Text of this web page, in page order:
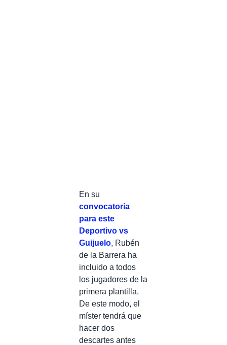
En su
convocatoria
para este
Deportivo vs
Guijuelo, Rubén
de la Barrera ha
incluido a todos
los jugadores de la
primera plantilla.
De este modo, el
míster tendrá que
hacer dos
descartes antes